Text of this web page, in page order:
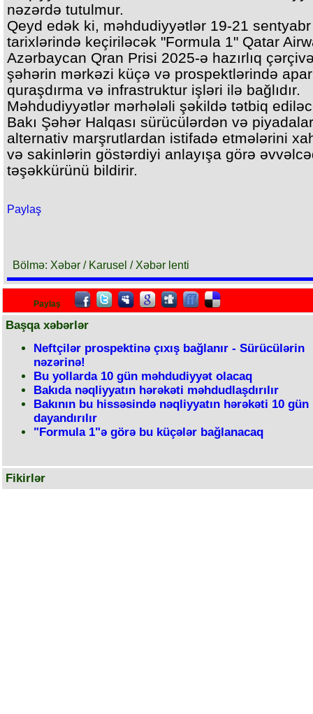
nəzərdə tutulmur.
Qeyd edək ki, məhdudiyyətlər 19-21 sentyabr
tarixlərində keçiriləcək "Formula 1" Qatar
Azərbaycan Qran Prisi 2025-ə hazırlıq
şəhərin mərkəzi küçə və prospektlərində
quraşdırma və infrastruktur işləri ilə bağlıdır.
Məhdudiyyətlər mərhələli şəkildə tətbiq
Bakı Şəhər Halqası sürücülərdən və
alternativ marşrutlardan istifadə etmələrini
və sakinlərin göstərdiyi anlayışa görə
təşəkkürünü bildirir.
Paylaş
Bölmə: Xəbər / Karusel / Xəbər lenti
Paylaş
Başqa xəbərlər
Neftçilər prospektinə çıxış bağlanır - Sürücülərin
nəzərinə!
Bu yollarda 10 gün məhdudiyyət olacaq
Bakıda nəqliyyatın hərəkəti məhdudlaşdırılır
Bakının bu hissəsində nəqliyyatın hərəkəti 10 gün
dayandırılır
"Formula 1"ə görə bu küçələr bağlanacaq
Fikirlər